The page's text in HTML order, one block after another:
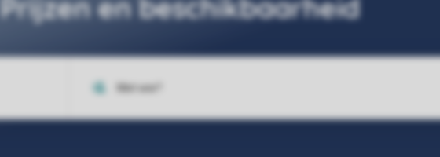
Prijzen en beschikbaarheid